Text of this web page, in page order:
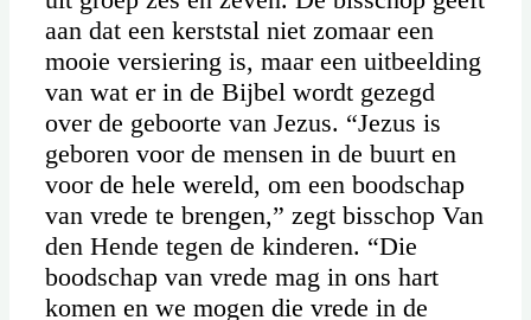
aan dat een kerststal niet zomaar een
mooie versiering is, maar een uitbeelding
van wat er in de Bijbel wordt gezegd
over de geboorte van Jezus. “Jezus is
geboren voor de mensen in de buurt en
voor de hele wereld, om een boodschap
van vrede te brengen,” zegt bisschop Van
den Hende tegen de kinderen. “Die
boodschap van vrede mag in ons hart
komen en we mogen die vrede in de